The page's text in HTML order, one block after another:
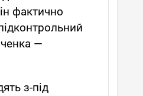
фактично
—
з-під